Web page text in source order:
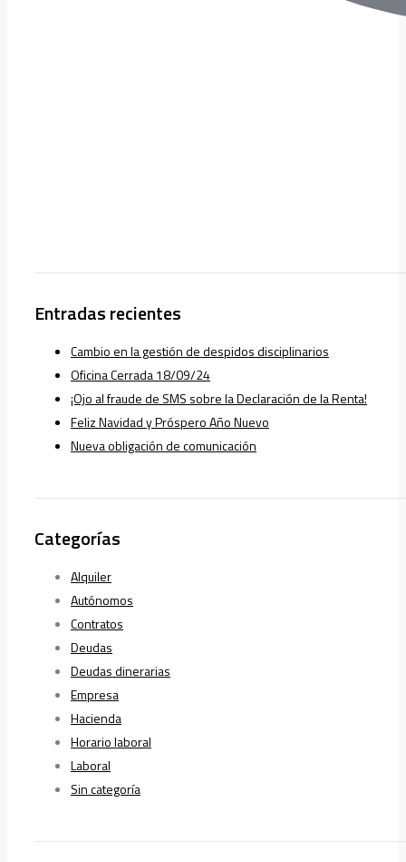
Entradas recientes
Cambio en la gestión de despidos disciplinarios
Oficina Cerrada 18/09/24
¡Ojo al fraude de SMS sobre la Declaración de la Renta!
Feliz Navidad y Próspero Año Nuevo
Nueva obligación de comunicación
Categorías
Alquiler
Autónomos
Contratos
Deudas
Deudas dinerarias
Empresa
Hacienda
Horario laboral
Laboral
Sin categoría